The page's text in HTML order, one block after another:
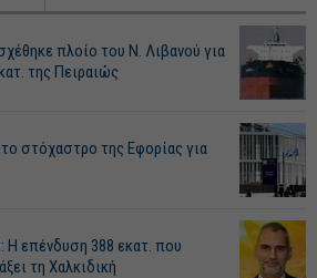
πλοίο του Ν. Λιβανού για
της Πειραιώς
στόχαστρο της Εφορίας για
Η επένδυση 388 εκατ. που
τη Χαλκιδική